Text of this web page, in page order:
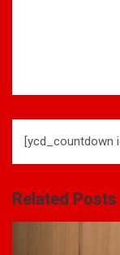
[ycd_countdown
Related Posts